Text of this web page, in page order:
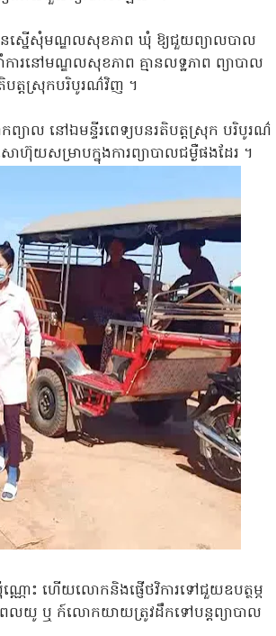
ស្នើសុំមណ្ឌលសុខភាព ឃុំ ឱ្យជួយព្យាលបាល
រនៅមណ្ឌលសុខភាព គ្មានលទ្ឋភាព ព្យាបាល
បត្តស្រុកបរិបូរណ៌វិញ ។
ាល នៅឯមន្ទីរពេទ្យបនរតិបត្តស្រុក បរិបូរណ៌
សម្រាបក្នុងការព្យាបាលជម្ងឺផងដែរ ។
ណ្ណោះ ហើយលោកនិងផ្ញើថវិការទៅជួយឧបត្ថម្ភ
យូ ឬ ក៍លោកយាយត្រូវដឹកទៅបន្តព្យាបាល